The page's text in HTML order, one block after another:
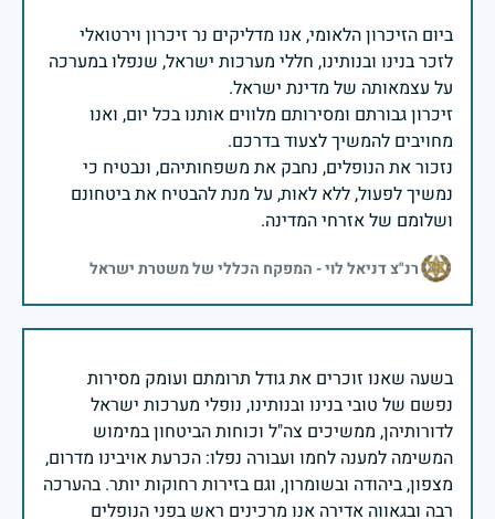
ביום הזיכרון הלאומי, אנו מדליקים נר זיכרון וירטואלי
לזכר בנינו ובנותינו, חללי מערכות ישראל, שנפלו במערכה
זיכרון גבורתם ומסירותם מלווים אותנו בכל יום, ואנו
נזכור את הנופלים, נחבק את משפחותיהם, ונבטיח כי
נמשיך לפעול, ללא לאות, על מנת להבטיח את ביטחונם
ושלומם של אזרחי המדינה.
רנ"צ דניאל לוי - המפקח הכללי של משטרת ישראל
בשעה שאנו זוכרים את גודל תרומתם ועומק מסירות
נפשם של טובי בנינו ובנותינו, נופלי מערכות ישראל
לדורותיהן, ממשיכים צה"ל וכוחות הביטחון במימוש
המשימה למענה לחמו ועבורה נפלו: הכרעת אויבינו מדרום,
מצפון, ביהודה ובשומרון, וגם בזירות רחוקות יותר. בהערכה
רבה ובגאווה אדירה אנו מרכינים ראש בפני הנופלים